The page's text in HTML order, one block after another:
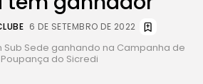
6 DE SETEMBRO DE 2022
Sede ganhando na Campanha de
Poupança do Sicredi